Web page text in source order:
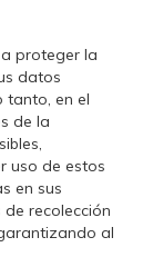
proteger la
datos
tanto, en el
de la
uso de estos
en sus
recolección
al